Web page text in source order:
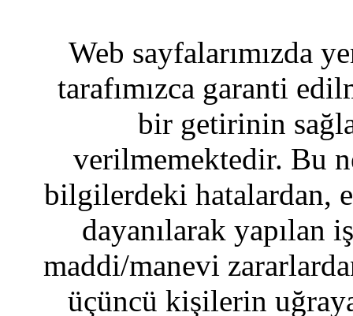
Web sayfalarımızda
tarafımızca garanti
bir getirinin
verilmemektedir. Bu
bilgilerdeki hatalardan,
dayanılarak yapılan
maddi/manevi
üçüncü kişilerin